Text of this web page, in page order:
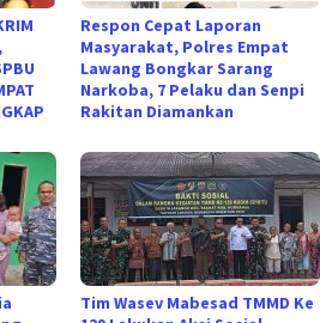
Respon Cepat Laporan
Masyarakat, Polres Empat
Lawang Bongkar Sarang
Narkoba, 7 Pelaku dan Senpi
Rakitan Diamankan
Tim Wasev Mabesad TMMD Ke